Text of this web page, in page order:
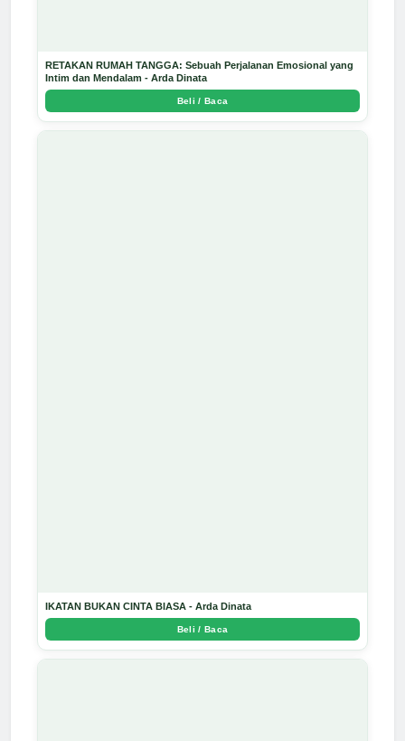
RETAKAN RUMAH TANGGA: Sebuah Perjalanan Emosional yang
Intim dan Mendalam - Arda Dinata
Beli / Baca
IKATAN BUKAN CINTA BIASA - Arda Dinata
Beli / Baca